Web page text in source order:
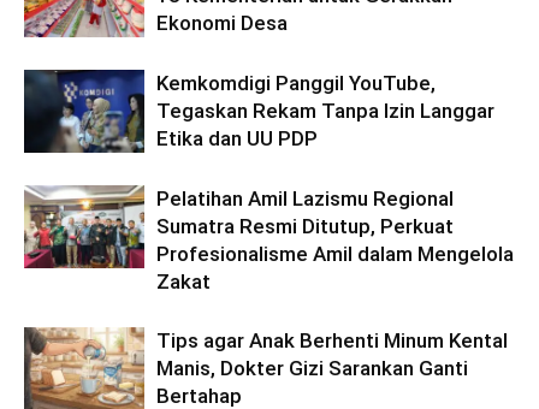
Ekonomi Desa
Kemkomdigi Panggil YouTube,
Tegaskan Rekam Tanpa Izin Langgar
Etika dan UU PDP
Pelatihan Amil Lazismu Regional
Sumatra Resmi Ditutup, Perkuat
Profesionalisme Amil dalam Mengelola
Zakat
Tips agar Anak Berhenti Minum Kental
Manis, Dokter Gizi Sarankan Ganti
Bertahap